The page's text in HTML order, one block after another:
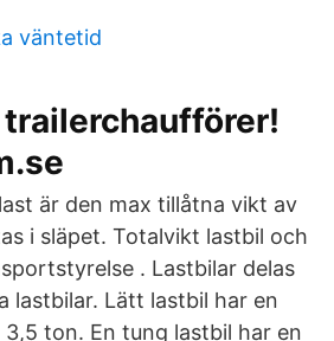
väntetid
är den max tillåtna vikt av
i släpet. Totalvikt lastbil och
. Lastbilar delas
lastbilar. Lätt lastbil har en
ton. En tung lastbil har en